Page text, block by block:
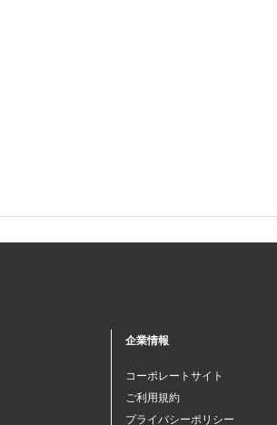
企業情報
コーポレートサイト
ご利用規約
プライバシーポリシー